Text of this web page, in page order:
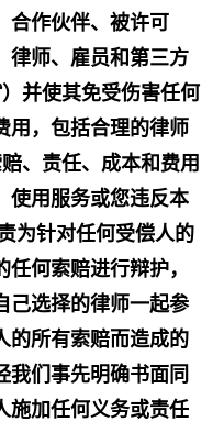
合作伙伴、被许可
律师、雇员和第三方
并使其免受伤害任何
用，包括合理的律师
、责任、成本和费用
使用服务或您违反本
为针对任何受偿人的
何索赔进行辩护，
己选择的律师一起参
的所有索赔而造成的
我们事先明确书面同
施加任何义务或责任